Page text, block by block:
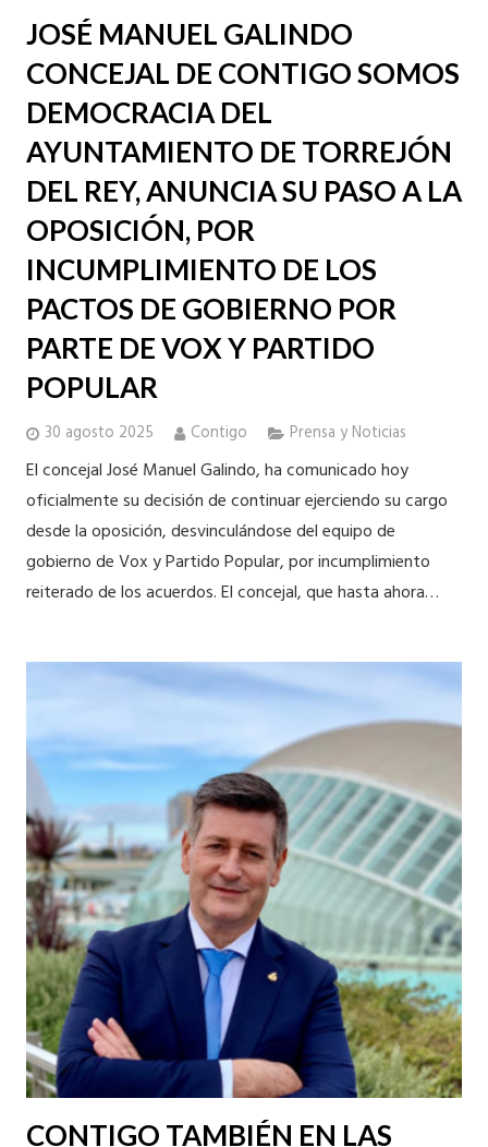
JOSÉ MANUEL GALINDO
CONCEJAL DE CONTIGO SOMOS
DEMOCRACIA DEL
AYUNTAMIENTO DE TORREJÓN
DEL REY, ANUNCIA SU PASO A LA
OPOSICIÓN, POR
INCUMPLIMIENTO DE LOS
PACTOS DE GOBIERNO POR
PARTE DE VOX Y PARTIDO
POPULAR
30 agosto 2025 Contigo Prensa y Noticias
El concejal José Manuel Galindo, ha comunicado hoy
oficialmente su decisión de continuar ejerciendo su cargo
desde la oposición, desvinculándose del equipo de
gobierno de Vox y Partido Popular, por incumplimiento
reiterado de los acuerdos. El concejal, que hasta ahora…
CONTIGO TAMBIÉN EN LAS